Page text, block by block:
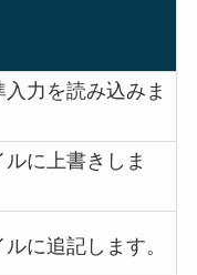
力を読み込みま
に上書きしま
に追記します。